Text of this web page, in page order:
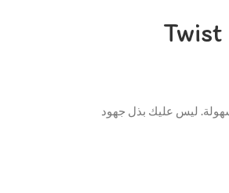
ليس عليك بذل جهود